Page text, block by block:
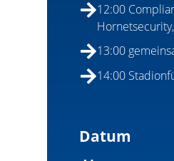
12:00
13:00
14:00
Datum